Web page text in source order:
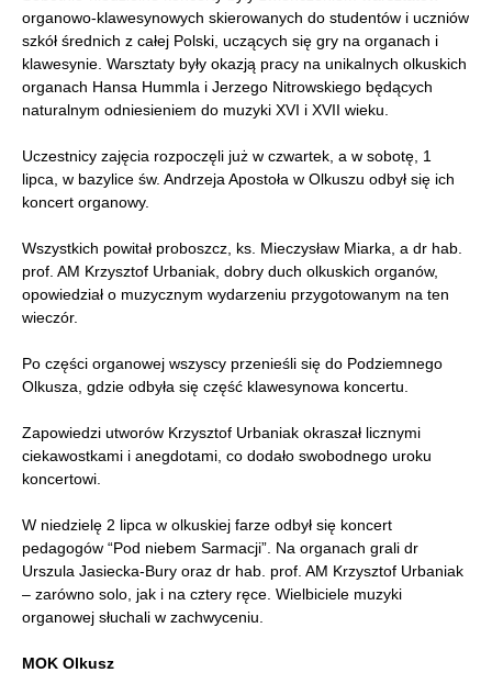
organowo-klawesynowych skierowanych do studentów i uczniów
szkół średnich z całej Polski, uczących się gry na organach i
klawesynie. Warsztaty były okazją pracy na unikalnych olkuskich
organach Hansa Hummla i Jerzego Nitrowskiego będących
naturalnym odniesieniem do muzyki XVI i XVII wieku.
Uczestnicy zajęcia rozpoczęli już w czwartek, a w sobotę, 1
lipca, w bazylice św. Andrzeja Apostoła w Olkuszu odbył się ich
koncert organowy.
Wszystkich powitał proboszcz, ks. Mieczysław Miarka, a dr hab.
prof. AM Krzysztof Urbaniak, dobry duch olkuskich organów,
opowiedział o muzycznym wydarzeniu przygotowanym na ten
wieczór.
Po części organowej wszyscy przenieśli się do Podziemnego
Olkusza, gdzie odbyła się część klawesynowa koncertu.
Zapowiedzi utworów Krzysztof Urbaniak okraszał licznymi
ciekawostkami i anegdotami, co dodało swobodnego uroku
koncertowi.
W niedzielę 2 lipca w olkuskiej farze odbył się koncert
pedagogów “Pod niebem Sarmacji”. Na organach grali dr
Urszula Jasiecka-Bury oraz dr hab. prof. AM Krzysztof Urbaniak
– zarówno solo, jak i na cztery ręce. Wielbiciele muzyki
organowej słuchali w zachwyceniu.
MOK Olkusz